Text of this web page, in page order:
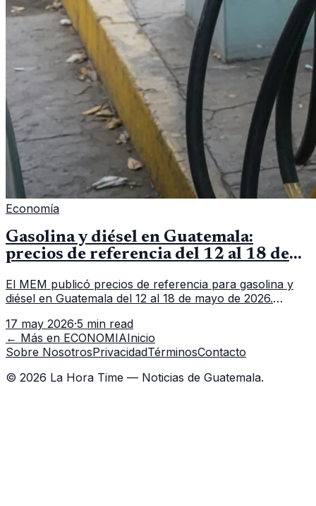
Economía
Gasolina y diésel en Guatemala:
precios de referencia del 12 al 18 de
El MEM publicó precios de referencia para gasolina y
diésel en Guatemala del 12 al 18 de mayo de 2026.
consultar el dato actualizado.
17 may 2026·5 min read
← Más en ECONOMIAInicio
Sobre NosotrosPrivacidadTérminosContacto
© 2026 La Hora Time — Noticias de Guatemala.